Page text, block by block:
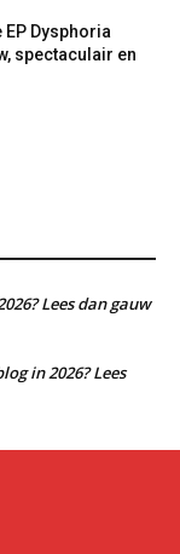
EP Dysphoria
spectaculair en
Lees dan gauw
in 2026? Lees